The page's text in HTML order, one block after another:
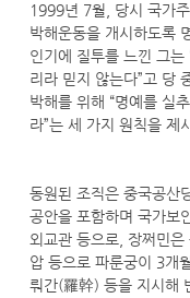
1999년 7월, 당시 국가
박해운동을 개시하도록
인기에 질투를 느낀 그
리라 믿지 않는다”고 당
박해를 위해 “명예를 실
라”는 세 가지 원칙을 제
동원된 조직은 중국공산
공안을 포함하며 국가보
외교관 등으로, 장쩌민
압 등으로 파룬궁이 3개
뤄간(羅幹) 등을 지시해